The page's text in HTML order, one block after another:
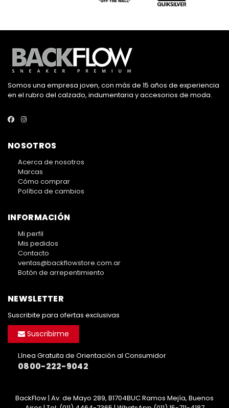
Somos una empresa joven, con más de 15 años de experiencia
en el rubro del calzado, indumentaria y accesorios de moda.
NOSOTROS
Acerca de nosotros
Marcas
Cómo comprar
Política de cambios
INFORMACIÓN
Mi perfil
Mis pedidos
Contacto
ventas@backflowstore.com.ar
Botón de arrepentimiento
NEWSLETTER
Suscribite para ofertas exclusivas
Suscribirme
Línea Gratuita de Orientación al Consumidor
0800-222-9042
BackFlow | Av. de Mayo 289, B1704BUC Ramos Mejía, Buenos